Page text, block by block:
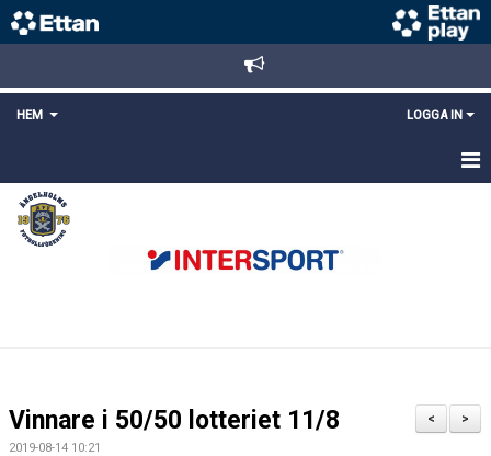
HEM LOGGA IN
STARTSIDA
NYHETER
LÄNKAR
>
<
Vinnare i 50/50 lotteriet 11/8
2019-08-14 10:21